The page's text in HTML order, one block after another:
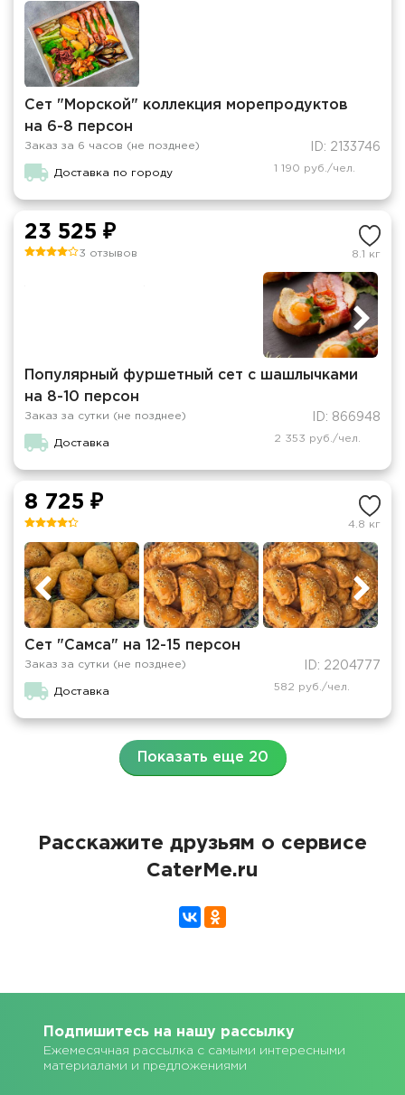
Сет "Морской" коллекция морепродуктов
на 6-8 персон
Заказ за 6 часов (не позднее) ID: 2133746
Доставка по городу 1 190 руб./чел.
23 525 ₽
3 отзывов 8.1 кг
Популярный фуршетный сет с шашлычками
на 8-10 персон
Заказ за сутки (не позднее) ID: 866948
Доставка 2 353 руб./чел.
8 725 ₽
4.8 кг
Сет "Самса" на 12-15 персон
Заказ за сутки (не позднее) ID: 2204777
Доставка 582 руб./чел.
Показать еще 20
Расскажите друзьям о сервисе
CaterMe.ru
Подпишитесь на нашу рассылку
Ежемесячная рассылка с самыми интересными
материалами и предложениями